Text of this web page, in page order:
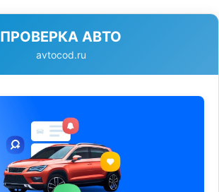
ПРОВЕРКА АВТО
avtocod.ru